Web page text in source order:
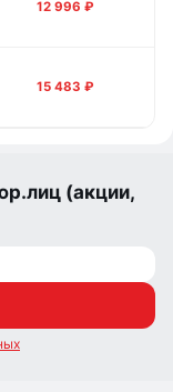
12 996 ₽
15 483 ₽
(акции,